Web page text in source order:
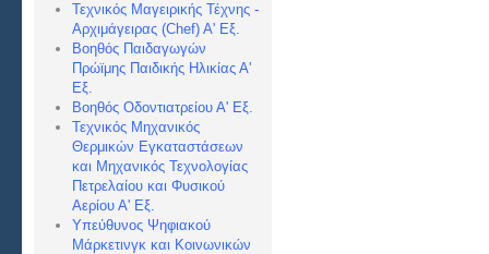
Τεχνικός Μαγειρικής Τέχνης -
Αρχιμάγειρας (Chef) Α' Εξ.
Βοηθός Παιδαγωγών
Πρώϊμης Παιδικής Ηλικίας Α'
Εξ.
Βοηθός Οδοντιατρείου Α' Εξ.
Τεχνικός Μηχανικός
Θερμικών Εγκαταστάσεων
και Μηχανικός Τεχνολογίας
Πετρελαίου και Φυσικού
Αερίου Α' Εξ.
Υπεύθυνος Ψηφιακού
Μάρκετινγκ και Κοινωνικών